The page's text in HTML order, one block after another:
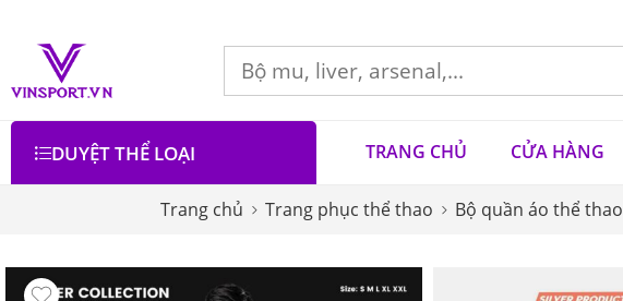
DUYỆT THỂ LOẠI TRANG CHỦ CỬA HÀNG
Trang chủ Trang phục thể thao Bộ quần áo thể thao